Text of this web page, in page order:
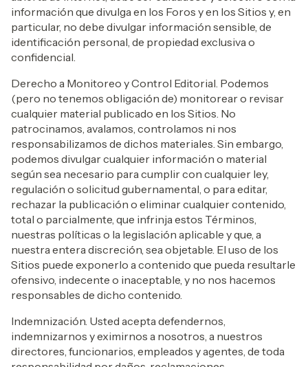
información que divulga en los Foros y en los Sitios y, en
particular, no debe divulgar información sensible, de
identificación personal, de propiedad exclusiva o
confidencial.
Derecho a Monitoreo y Control Editorial. Podemos
(pero no tenemos obligación de) monitorear o revisar
cualquier material publicado en los Sitios. No
patrocinamos, avalamos, controlamos ni nos
responsabilizamos de dichos materiales. Sin embargo,
podemos divulgar cualquier información o material
según sea necesario para cumplir con cualquier ley,
regulación o solicitud gubernamental, o para editar,
rechazar la publicación o eliminar cualquier contenido,
total o parcialmente, que infrinja estos Términos,
nuestras políticas o la legislación aplicable y que, a
nuestra entera discreción, sea objetable. El uso de los
Sitios puede exponerlo a contenido que pueda resultarle
ofensivo, indecente o inaceptable, y no nos hacemos
responsables de dicho contenido.
Indemnización. Usted acepta defendernos,
indemnizarnos y eximirnos a nosotros, a nuestros
directores, funcionarios, empleados y agentes, de toda